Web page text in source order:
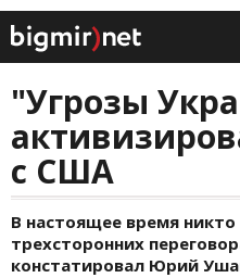
"Угрозы
с США
В настоящее время никто
трехсторонних
констатировал Юрий